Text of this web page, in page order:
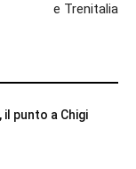
e Trenitalia
punto a Chigi